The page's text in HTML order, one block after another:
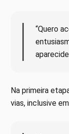
“Quero
Na primeira
vias, inclusive